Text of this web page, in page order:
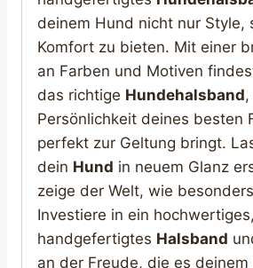
deinem Hund nicht nur Style,
Komfort zu bieten. Mit einer
an Farben und Motiven
das richtige Hundehalsband
Persönlichkeit deines besten
perfekt zur Geltung bringt.
dein Hund in neuem Glanz
zeige der Welt, wie
Investiere in ein hochwertiges,
handgefertigtes Halsband
an der Freude, die es deinem